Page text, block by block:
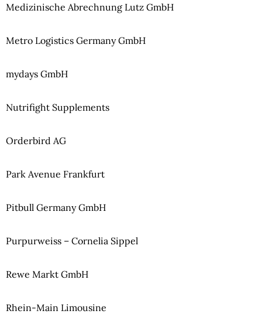
Medizinische Abrechnung Lutz GmbH
Metro Logistics Germany GmbH
mydays GmbH
Nutrifight Supplements
Orderbird AG
Park Avenue Frankfurt
Pitbull Germany GmbH
Purpurweiss – Cornelia Sippel
Rewe Markt GmbH
Rhein-Main Limousine